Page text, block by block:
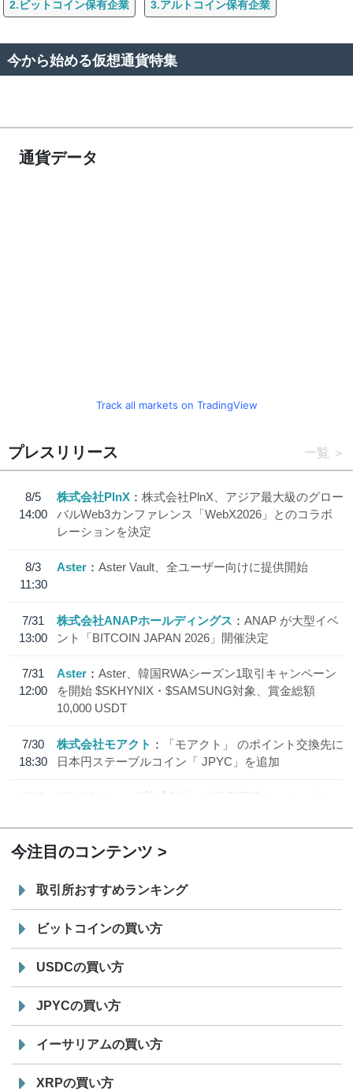
2.ビットコイン保有企業 3.アルトコイン保有企業
今から始める仮想通貨特集
通貨データ
Track all markets on TradingView
プレスリリース 一覧
8/5
14:00
株式会社PlnX
株式会社PlnX、アジア最大級のグロー
バルWeb3カンファレンス「WebX2026」とのコラボ
レーションを決定
8/3
11:30
Aster Aster Vault、全ユーザー向けに提供開始
7/31
13:00
株式会社ANAPホールディングス
ANAP が大型イベ
ント「BITCOIN JAPAN 2026」開催決定
7/31
12:00
Aster
Aster、韓国RWAシーズン1取引キャンペーン
を開始 $SKHYNIX・$SAMSUNG対象、賞金総額
10,000 USDT
7/30
18:30
株式会社モアクト
「モアクト」 のポイント交換先に
日本円ステーブルコイン「 JPYC」を追加
7/29
SBI VCトレード株式会社
信託型円建てステーブル
今注目のコンテンツ
取引所おすすめランキング
ビットコインの買い方
USDCの買い方
JPYCの買い方
イーサリアムの買い方
XRPの買い方